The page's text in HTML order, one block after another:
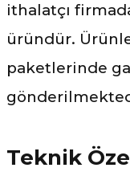
ithalatçı
üründür.
paketlerinde
Teknik